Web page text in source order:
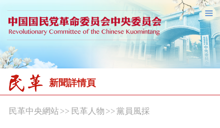
新聞詳情頁
民革中央網站>> 民革人物 >>黨員風採